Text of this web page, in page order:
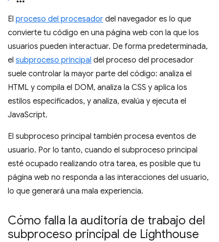
El proceso del procesador del navegador es lo que
convierte tu código en una página web con la que los
usuarios pueden interactuar. De forma predeterminada,
el subproceso principal del proceso del procesador
suele controlar la mayor parte del código: analiza el
HTML y compila el DOM, analiza la CSS y aplica los
estilos especificados, y analiza, evalúa y ejecuta el
JavaScript.
El subproceso principal también procesa eventos de
usuario. Por lo tanto, cuando el subproceso principal
esté ocupado realizando otra tarea, es posible que tu
página web no responda a las interacciones del usuario,
lo que generará una mala experiencia.
Cómo falla la auditoría de trabajo del
subproceso principal de Lighthouse